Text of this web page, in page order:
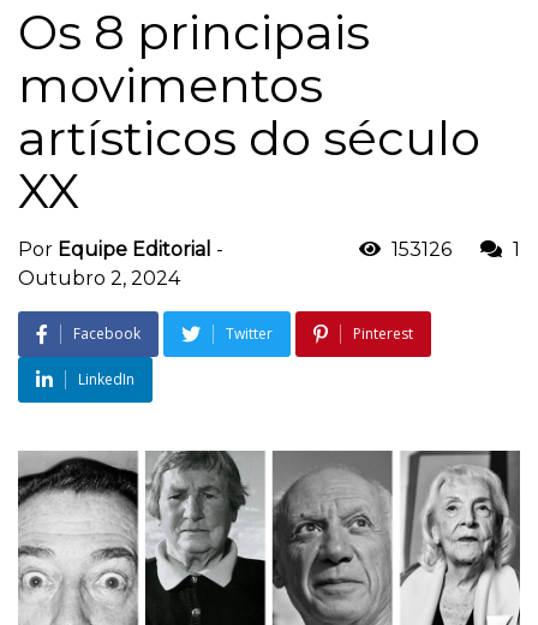
Os 8 principais
movimentos
artísticos do século
XX
Por Equipe Editorial -
Outubro 2, 2024
153126 1
Facebook Twitter Pinterest
LinkedIn